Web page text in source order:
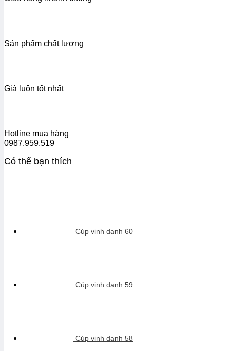
Sản phẩm chất lượng
Giá luôn tốt nhất
Hotline mua hàng
0987.959.519
Có thể bạn thích
Cúp vinh danh 60
Cúp vinh danh 59
Cúp vinh danh 58